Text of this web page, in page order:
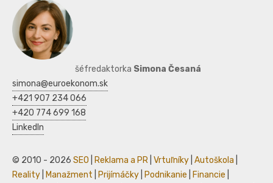
šéfredaktorka Simona Česaná
simona@euroekonom.sk
+421 907 234 066
+420 774 699 168
LinkedIn
© 2010 - 2026 SEO Reklama a PR Vrtuľníky Autoškola
Reality
Manažment Prijímáčky Podnikanie Financie